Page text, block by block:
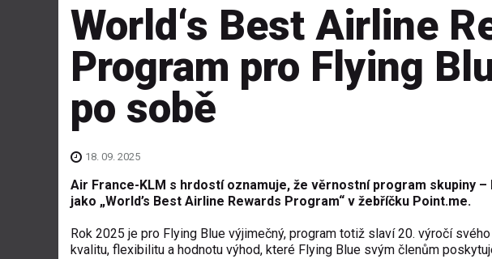
World‘s Best Airline
Program pro Flying
po sobě
18. 09. 2025
Air France-KLM s hrdostí oznamuje, že věrnostní program skupiny –
jako „World’s Best Airline Rewards Program“ v žebříčku Point.me.
Rok 2025 je pro Flying Blue výjimečný, program totiž slaví 20. výročí
kvalitu, flexibilitu a hodnotu výhod, které Flying Blue svým členům